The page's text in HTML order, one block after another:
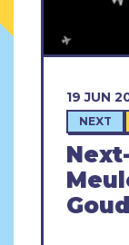
19 JUN
NEXT